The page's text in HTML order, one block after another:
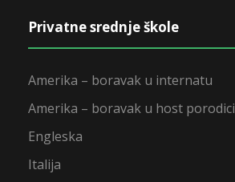
Privatne srednje škole
Amerika – boravak u internatu
Amerika – boravak u host porodici
Engleska
Italija